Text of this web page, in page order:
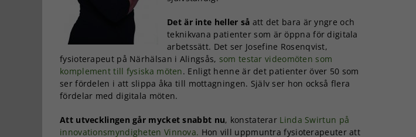
Det är inte heller så att det bara är yngre och
teknikvana patienter som är öppna för digitala
arbetssätt. Det ser Josefine Rosenqvist,
fysioterapeut på Närhälsan i Alingsås, som testar videomöten som
komplement till fysiska möten. Enligt henne är det patienter över 50 som
ser fördelen i att slippa åka till mottagningen. Själv ser hon också flera
fördelar med digitala möten.
Att utvecklingen går mycket snabbt nu, konstaterar Linda Swirtun på
innovationsmyndigheten Vinnova. Hon vill uppmuntra fysioterapeuter att